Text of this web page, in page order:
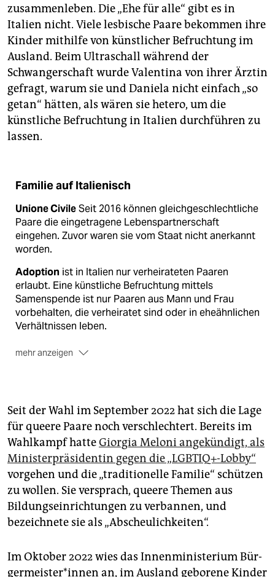
zusammenleben. Die „Ehe für alle“ gibt es in
Italien nicht. Viele lesbische Paare bekommen ihre
Kinder mithilfe von künstlicher Befruchtung im
Ausland. Beim Ultraschall während der
Schwangerschaft wurde Valentina von ihrer Ärztin
gefragt, warum sie und Daniela nicht einfach „so
getan“ hätten, als wären sie hetero, um die
künstliche Befruchtung in Italien durchführen zu
lassen.
Familie auf Italienisch
Unione CivileSeit 2016 können gleichgeschlechtliche
Paare die eingetragene Lebenspartnerschaft
eingehen. Zuvor waren sie vom Staat nicht anerkannt
worden.
Adoption ist in Italien nur verheirateten Paaren
erlaubt. Eine künstliche Befruchtung mittels
Samenspende ist nur Paaren aus Mann und Frau
vorbehalten, die verheiratet sind oder in eheähnlichen
Verhältnissen leben.
mehr anzeigen
zu zwei Jahren oder eine Geldstrafe bis zu einer
Million Euro vor.
GrundsatzurteilBis 2025 konnten Elternpaare die
Eintragung von zwei Müttern in die Geburtsurkunde
des Kindes gerichtlich einfordern. Diese Eintragungen
konnten jedoch jederzeit angefochten werden. Am
22. Mai 2025 urteilte das italienische
Verfassungsgericht, dass bei Kindern, die durch
künstliche Befruchtung im Ausland entstanden sind,
werden dürfen. Wurde bisher nur eine Mutter
anerkannt, hat die nicht-leibliche Mutter keinerlei
Seit der Wahl im September 2022 hat sich die Lage
für queere Paare noch verschlechtert. Bereits im
Wahlkampf hatteGiorgia Meloni angekündigt, als
Ministerpräsidentin gegen die „LGBTIQ+-Lobby“
vorgehen und die „traditionelle Familie“ schützen
zu wollen. Sie versprach, queere Themen aus
Bildungseinrichtungen zu verbannen, und
bezeichnete sie als „Abscheulichkeiten“.
Im Oktober 2022 wies das Innenministerium Bür­
ger­meis­te­r*in­nen an, im Ausland geborene Kinder